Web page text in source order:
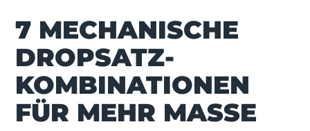
7 MECHANISCHE
DROPSATZ-
KOMBINATIONEN
FÜR MEHR MASSE